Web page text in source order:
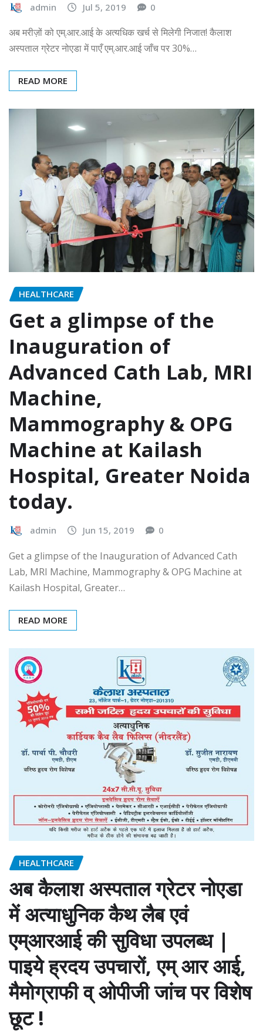
admin Jul 5, 2019 0
अब मरीज़ों को एम्.आर.आई के अत्यधिक खर्च से मिलेगी निजात! कैलाश
अस्पताल ग्रेटर नोएडा में पाएँ एम्.आर.आई जाँच पर 30%…
READ MORE
HEALTHCARE
Get a glimpse of the
Inauguration of
Advanced Cath Lab, MRI
Machine,
Mammography & OPG
Machine at Kailash
Hospital, Greater Noida
today.
admin Jun 15, 2019 0
Get a glimpse of the Inauguration of Advanced Cath
Lab, MRI Machine, Mammography & OPG Machine at
Kailash Hospital, Greater…
READ MORE
HEALTHCARE
अब कैलाश अस्पताल ग्रेटर नोएडा
में अत्याधुनिक कैथ लैब एवं
एम्आरआई की सुविधा उपलब्ध |
पाइये ह्रदय उपचारों, एम् आर आई,
मैमोग्राफी व् ओपीजी जांच पर विशेष
छूट !